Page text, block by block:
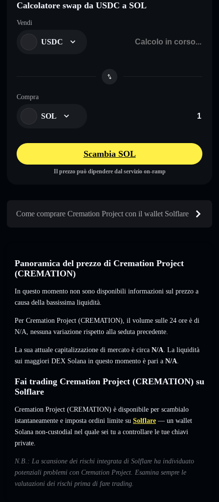
Calcolatore swap da USDC a SOL
Vendi
USDC
Compra
SOL
Scambia SOL
Il prezzo può dipendere dal servizio on-ramp
Come comprare Cremation Project con il wallet Solflare
Panoramica del prezzo di Cremation Project
(CREMATION)
In questo momento non sono disponibili informazioni sul prezzo a
causa della bassissima liquidità.
Per Cremation Project (CREMATION), il volume sulle 24 ore è di
N/A, nessuna variazione rispetto alla seduta precedente.
La sua attuale capitalizzazione di mercato è circa N/A. La liquidità
sui maggiori DEX Solana in questo momento è pari a N/A.
Fai trading Cremation Project (CREMATION) su
Solflare
Cremation Project (CREMATION) è disponibile per scambialo
istantaneamente e imposta ordini limite su Solflare — un wallet
Solana non-custodial nel quale sei tu a controllare le tue chiavi
private.
N.B.: La scansione dei rischi integrata di Solflare ha individuato
potenziali problemi con Cremation Project. Esamina sempre le
valutazioni dei rischi prima di fare trading.